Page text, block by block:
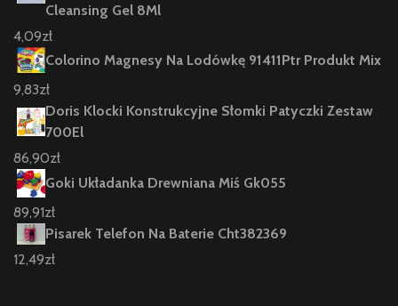
Cleansing Gel 8Ml
4,09zł
Colorino Magnesy Na Lodówkę 91411Ptr Produkt Mix
9,83zł
Doris Klocki Konstrukcyjne Słomki Patyczki Zestaw
700El
86,90zł
Goki Układanka Drewniana Miś Gk055
89,91zł
Pisarek Telefon Na Baterie Cht382369
12,49zł